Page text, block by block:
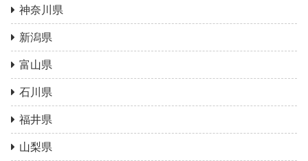
神奈川県
新潟県
富山県
石川県
福井県
山梨県